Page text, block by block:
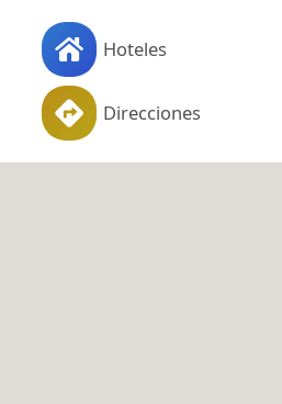
Hoteles
Direcciones